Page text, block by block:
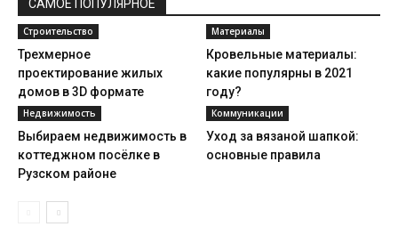
САМОЕ ПОПУЛЯРНОЕ
Строительство
Трехмерное
проектирование жилых
домов в 3D формате
Материалы
Кровельные материалы:
какие популярны в 2021
году?
Недвижимость
Выбираем недвижимость в
коттеджном посёлке в
Рузском районе
Коммуникации
Уход за вязаной шапкой:
основные правила